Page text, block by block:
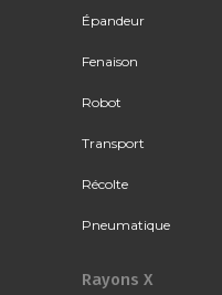
Épandeur
Fenaison
Robot
Transport
Récolte
Pneumatique
Rayons X